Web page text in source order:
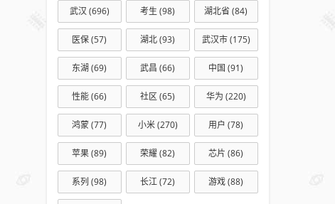
武汉 (696) 考生 (98) 湖北省 (84)
医保(57) 湖北(93) 武汉市(175)
东湖 (69) 武昌 (66) 中国 (91)
性能(66) 社区 (65) 华为 (220)
鸿蒙(77) 小米(270) 用户 (78)
苹果(89) 荣耀(82) 芯片 (86)
系列 (98) 长江(72) 游戏(88)